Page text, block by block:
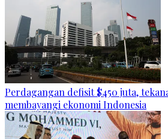
Perdagangan defisit $450 juta,
membayangi ekonomi Indonesia